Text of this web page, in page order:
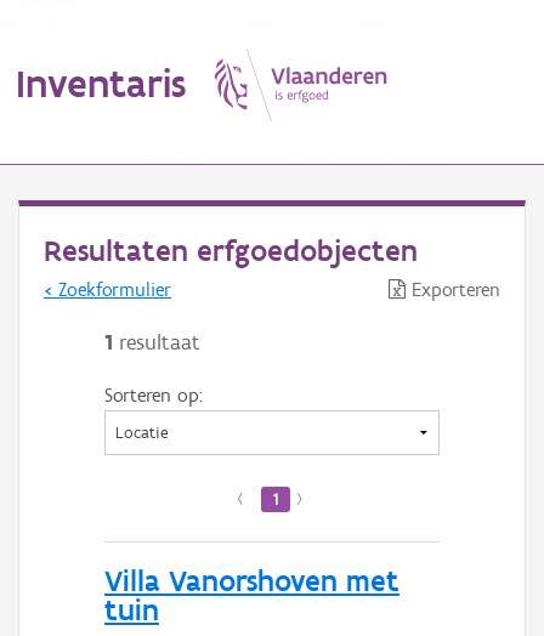
Inventaris
Erfgoedobject
Aanduidingsobject
Waarneming
Resultaten erfgoedobjecten
< Zoekformulier Exporteren
1 resultaat
Sorteren op:
‹ 1 ›
Villa Vanorshoven met
tuin